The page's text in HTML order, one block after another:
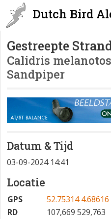
Dutch Bird
Gestreepte
Calidris melanotos
Sandpiper
Datum & Tijd
03-09-2024 14:41
Locatie
GPS
52.75314 4.68616
RD
107,669 529,763